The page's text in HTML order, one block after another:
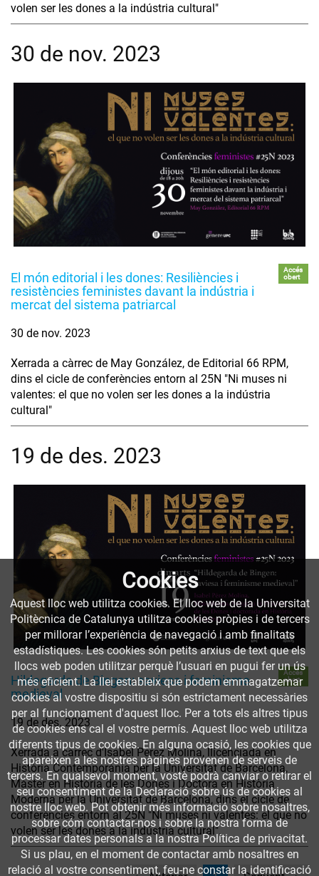
volen ser les dones a la indústria cultural"
30 de nov. 2023
El món editorial i les dones: Resiliències i
resistències feministes davant la indústria i
mercat del sistema patriarcal
Accés
obert
30 de nov. 2023
Xerrada a càrrec de May González, de Editorial 66 RPM,
dins el cicle de conferències entorn al 25N "Ni muses ni
valentes: el que no volen ser les dones a la indústria
cultural"
19 de des. 2023
Hildegarda de Bingen: saviesa i feminisme
medieval
Accés
obert
19 de des. 2023
Xerrada a càrrec d'Isabel Pérez Molina, llicenciada en
Història Contemporània per la Universitat de Barcelona,
Màster en Història de les Dones i Doctora en Història
Moderna per la Universitat de Barcelona, dins el cicle de
conferències entorn al 25N "Ni muses ni valentes: el que no
volen ser les dones a la indústria cultural".
Cookies
Aquest lloc web utilitza cookies. El lloc web de la Universitat
Politècnica de Catalunya utilitza cookies pròpies i de tercers
per millorar l’experiència de navegació i amb finalitats
estadístiques. Les cookies són petits arxius de text que els
llocs web poden utilitzar perquè l’usuari en pugui fer un ús
més eficient. La llei estableix que podem emmagatzemar
cookies al vostre dispositiu si són estrictament necessàries
per al funcionament d'aquest lloc. Per a tots els altres tipus
de cookies ens cal el vostre permís. Aquest lloc web utilitza
diferents tipus de cookies. En alguna ocasió, les cookies que
apareixen a les nostres pàgines provenen de serveis de
tercers. En qualsevol moment, vostè podrà canviar o retirar el
seu consentiment de la Declaració sobre ús de cookies al
nostre lloc web. Pot obtenir més informació sobre nosaltres,
sobre cóm contactar-nos i sobre la nostra forma de
processar dates personals a la nostra Política de privacitat.
Si us plau, en el moment de contactar amb nosaltres en
relació al vostre consentiment, feu-ne constar la identificació